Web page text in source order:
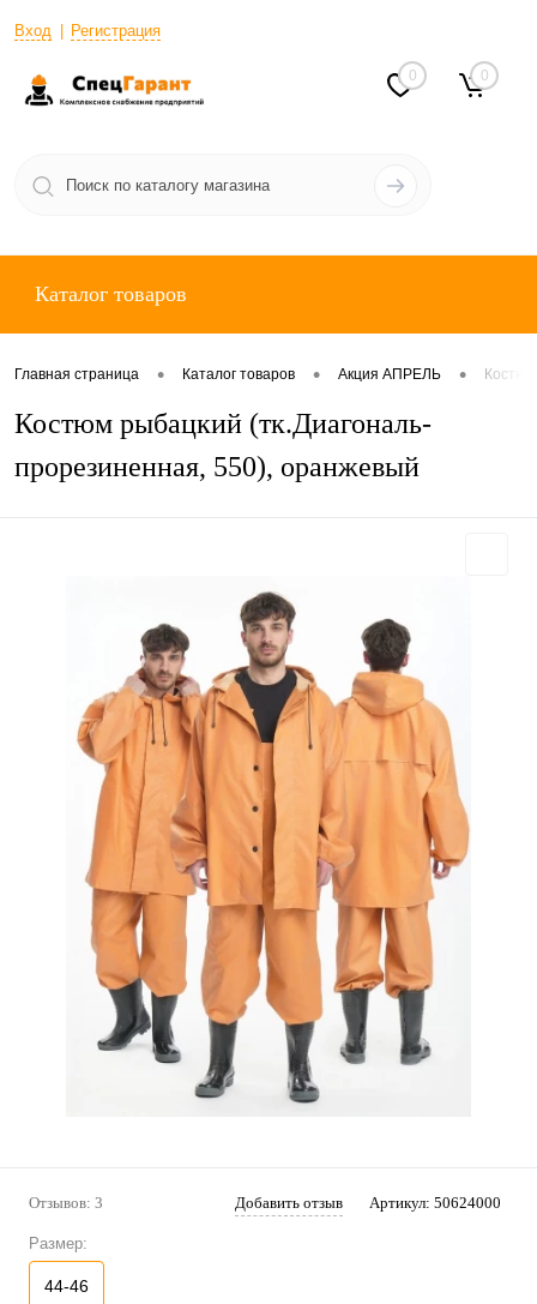
Вход Регистрация
0 0
Каталог товаров
Главная страница • Каталог товаров • Акция АПРЕЛЬ •
Костюм рыбацкий (тк.Диагональ-
прорезиненная, 550), оранжевый
Отзывов: 3 Добавить отзыв Артикул: 50624000
Размер:
44-46